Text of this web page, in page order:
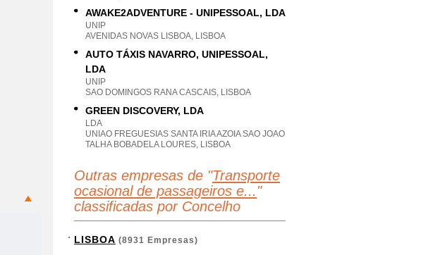
AWAKE2ADVENTURE - UNIPESSOAL, LDA
UNIP
AVENIDAS NOVAS LISBOA, LISBOA
AUTO TÁXIS NAVARRO, UNIPESSOAL,
LDA
UNIP
SAO DOMINGOS RANA CASCAIS, LISBOA
GREEN DISCOVERY, LDA
LDA
UNIAO FREGUESIAS SANTA IRIA AZOIA SAO JOAO
TALHA BOBADELA LOURES, LISBOA
Outras empresas de "Transporte
ocasional de passageiros e... "
classificadas por Concelho
LISBOA (8931 Empresas)